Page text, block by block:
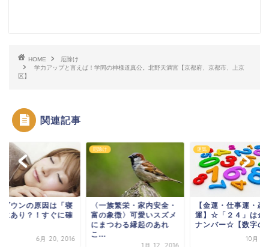
HOME
厄除け
学力アップと言えば！学問の神様道真公。北野天満宮【京都府、京都市、上京
区】
関連記事
族繁栄・家内安全・
象徴〉可愛いスズメ
運気
【金運・仕事運・恋愛
運】☆「２４」は金持ち
ナンバー☆【数字の力】
厄除け
縁起のいい動物の置
置いて運気上昇しよ
6月 18,